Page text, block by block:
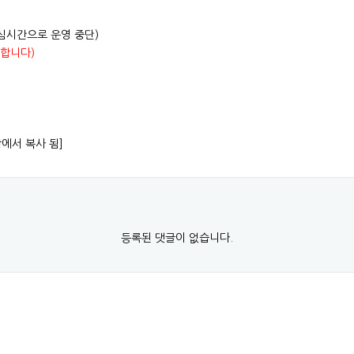
간으로 운영 중단)
니다)
서 복사 됨]
등록된 댓글이 없습니다.